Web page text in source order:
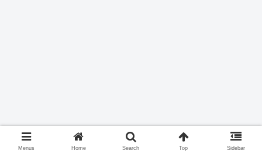
Menus Home Search Top Sidebar